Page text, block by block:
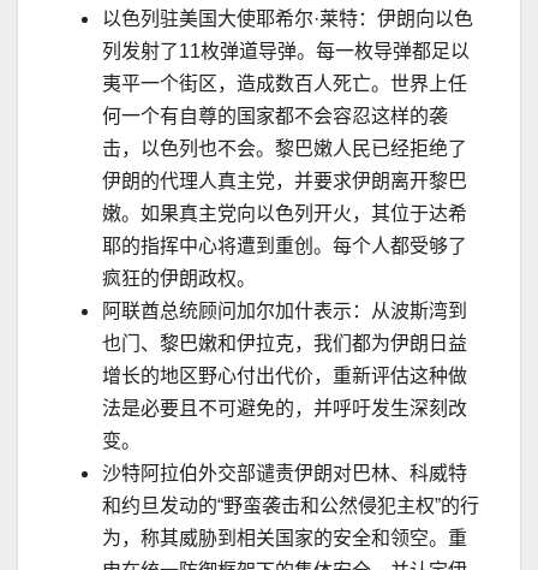
以色列驻美国大使耶希尔·莱特：伊朗向以色
列发射了11枚弹道导弹。每一枚导弹都足以
夷平一个街区，造成数百人死亡。世界上任
何一个有自尊的国家都不会容忍这样的袭
击，以色列也不会。黎巴嫩人民已经拒绝了
伊朗的代理人真主党，并要求伊朗离开黎巴
嫩。如果真主党向以色列开火，其位于达希
耶的指挥中心将遭到重创。每个人都受够了
疯狂的伊朗政权。
阿联酋总统顾问加尔加什表示：从波斯湾到
也门、黎巴嫩和伊拉克，我们都为伊朗日益
增长的地区野心付出代价，重新评估这种做
法是必要且不可避免的，并呼吁发生深刻改
变。
沙特阿拉伯外交部谴责伊朗对巴林、科威特
和约旦发动的“野蛮袭击和公然侵犯主权”的行
为，称其威胁到相关国家的安全和领空。重